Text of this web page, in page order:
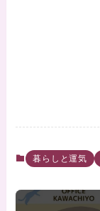
暮らしと運気